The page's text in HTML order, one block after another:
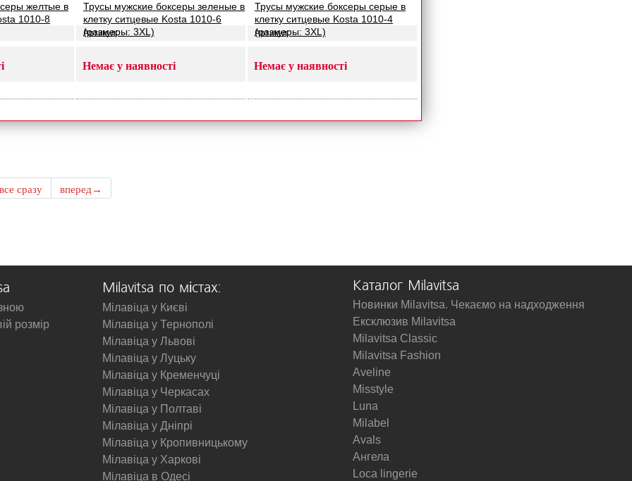
желтые в
1010-8
Трусы мужские боксеры зеленые в
клетку ситцевые Kosta 1010-6
(размеры: 3XL)
Артикул:
Немає у наявності
Трусы мужские боксеры серые в
клетку ситцевые Kosta 1010-4
(размеры: 3XL)
Артикул:
Немає у наявності
все сразу вперед→
розмір
Milavitsa по містах:
Мілавіца у Києві
Мілавіца у Тернополі
Мілавіца у Львові
Мілавіца у Луцьку
Мілавіца у Кременчуці
Мілавіца у Черкасах
Мілавіца у Полтаві
Мілавіца у Дніпрі
Мілавіца у Кропивницькому
Мілавіца у Харкові
Мілавіца в Одесі
Каталог Milavitsa
Новинки Milavitsa. Чекаємо на надходження
Ексклюзив Milavitsa
Milavitsa Classic
Milavitsa Fashion
Aveline
Misstyle
Luna
Milabel
Avals
Ангела
Loca lingerie